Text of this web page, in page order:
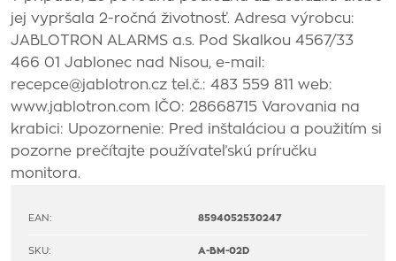
jej vypršala 2-ročná životnosť. Adresa výrobcu:
JABLOTRON ALARMS a.s. Pod Skalkou 4567/33
466 01 Jablonec nad Nisou, e-mail:
recepce@jablotron.cz tel.č.: 483 559 811 web:
www.jablotron.com IČO: 28668715 Varovania na
krabici: Upozornenie: Pred inštaláciou a použitím si
pozorne prečítajte používateľskú príručku
monitora.
EAN: 8594052530247
SKU: A-BM-02D